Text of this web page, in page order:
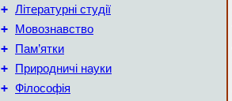
+ Літературні студії
+ Мовознавство
+ Пам’ятки
+ Природничі науки
+ Філософія